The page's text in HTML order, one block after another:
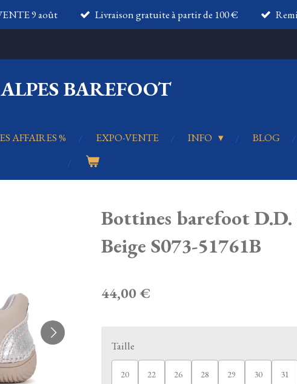
9 août Livraison gratuite à partir de 100 €
ALPES BAREFOOT
AFFAIRES % EXPO-VENTE INFO BLOG
Bottines barefoot D.D.
Beige S073-51761B
44,00 €
Taille
20 22 26 28 29 30 31